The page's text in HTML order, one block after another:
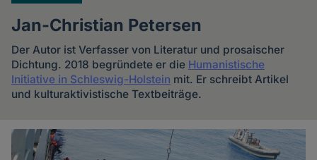
Jan-Christian Petersen
Der Autor ist Verfasser von Literatur und prosaischer
Dichtung. 2018 begründete er die Humanistische
Initiative in Schleswig-Holstein mit. Er schreibt Artikel
und kulturaktivistische Textbeiträge.
Artikel